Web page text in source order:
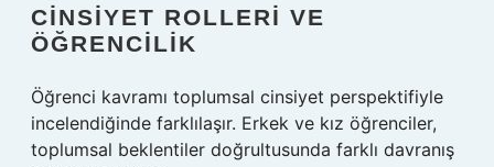
CINSIYET ROLLERI VE
ÖĞRENCILIK
Öğrenci kavramı toplumsal cinsiyet perspektifiyle
incelendiğinde farklılaşır. Erkek ve kız öğrenciler,
toplumsal beklentiler doğrultusunda farklı davranış